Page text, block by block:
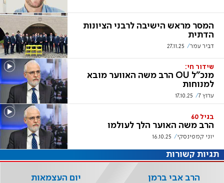
המסר מראש הישיבה לרבני הציונות
הדתית
דביר עמר 27.11.25
שידור חי:
מנכ"ל OU הרב משה האווער מובא
למנוחות
ערוץ 7 17.10.25
בגיל 60
הרב משה האוער הלך לעולמו
יוני קמפינסקי 16.10.25
תגיות קשורות
הרב אבי ברמן יום העצמאות